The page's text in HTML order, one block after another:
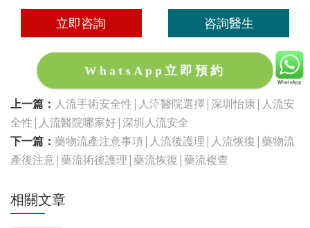
立即咨詢 咨詢醫生
WhatsApp立即預約
上一篇： 人流手術安全性|人流醫院選擇|深圳怡康|人流安
全性|人流醫院哪家好|深圳人流安全
下一篇： 藥物流產注意事項|人流後護理|人流恢復|藥物流
產後注意|藥流術後護理|藥流恢復|藥流複查
相關文章